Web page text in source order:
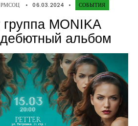
• 06.03.2024 • СОБЫТИЯ
MONIKA
дебютный альбом